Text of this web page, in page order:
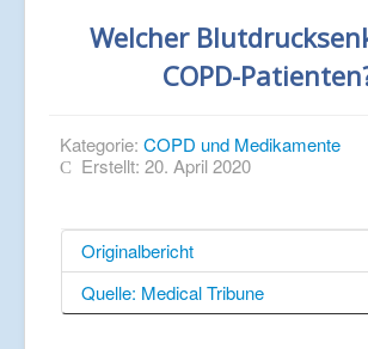
Welcher
COPD-
Kategorie: COPD und Medikamente
Erstellt: 20. April 2020
Originalbericht
Quelle: Medical Tribune